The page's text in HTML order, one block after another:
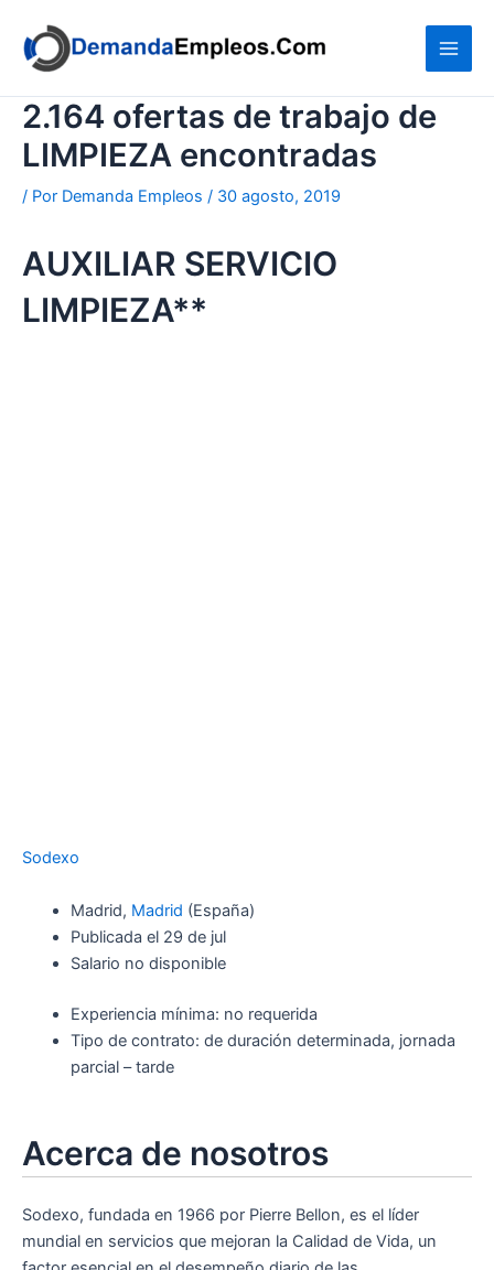
contenido
2.164 ofertas de trabajo de
LIMPIEZA encontradas
/ Por Demanda Empleos / 30 agosto, 2019
AUXILIAR SERVICIO
LIMPIEZA**
Sodexo
Madrid, Madrid (España)
Publicada el 29 de jul
Salario no disponible
Experiencia mínima: no requerida
Tipo de contrato: de duración determinada, jornada
parcial – tarde
Acerca de nosotros
Sodexo, fundada en 1966 por Pierre Bellon, es el líder
mundial en servicios que mejoran la Calidad de Vida, un